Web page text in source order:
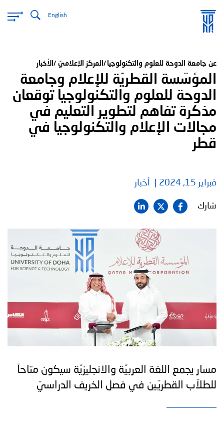
English
عن جامعة الدوحة للعلوم والتكنولوجيا المركز الإعلاميّ الأخبار
المؤسّسة القطريّة للإعلام وجامعة
الدوحة للعلوم والتكنولوجيا توقعان
مذكرة تفاهم لتطوير التعليم في
مجالات الإعلام والتكنولوجيا في
قطر
فبراير 15, 2024 أخبار
شارك
مسار يجمع اللغة العربيّة والانجليزيّة سيكون متاحاً
للطلاّب القطريّين في فصل الخريف الدراسيّ